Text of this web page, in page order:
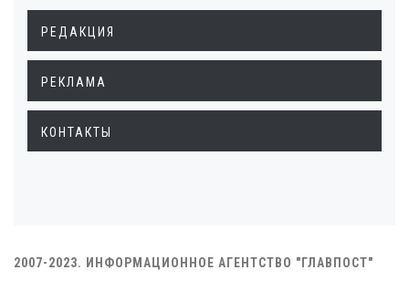
РЕДАКЦИЯ
РЕКЛАМА
КОНТАКТЫ
2007-2023. ИНФОРМАЦИОННОЕ АГЕНТСТВО "ГЛАВПОСТ"